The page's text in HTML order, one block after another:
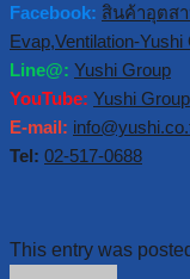
Facebook: สินค้าอุตส
Evap,Ventilation-Yushi
Line@: Yushi Group
YouTube: Yushi Group
E-mail:
Tel: 02-517-0688
This entry was